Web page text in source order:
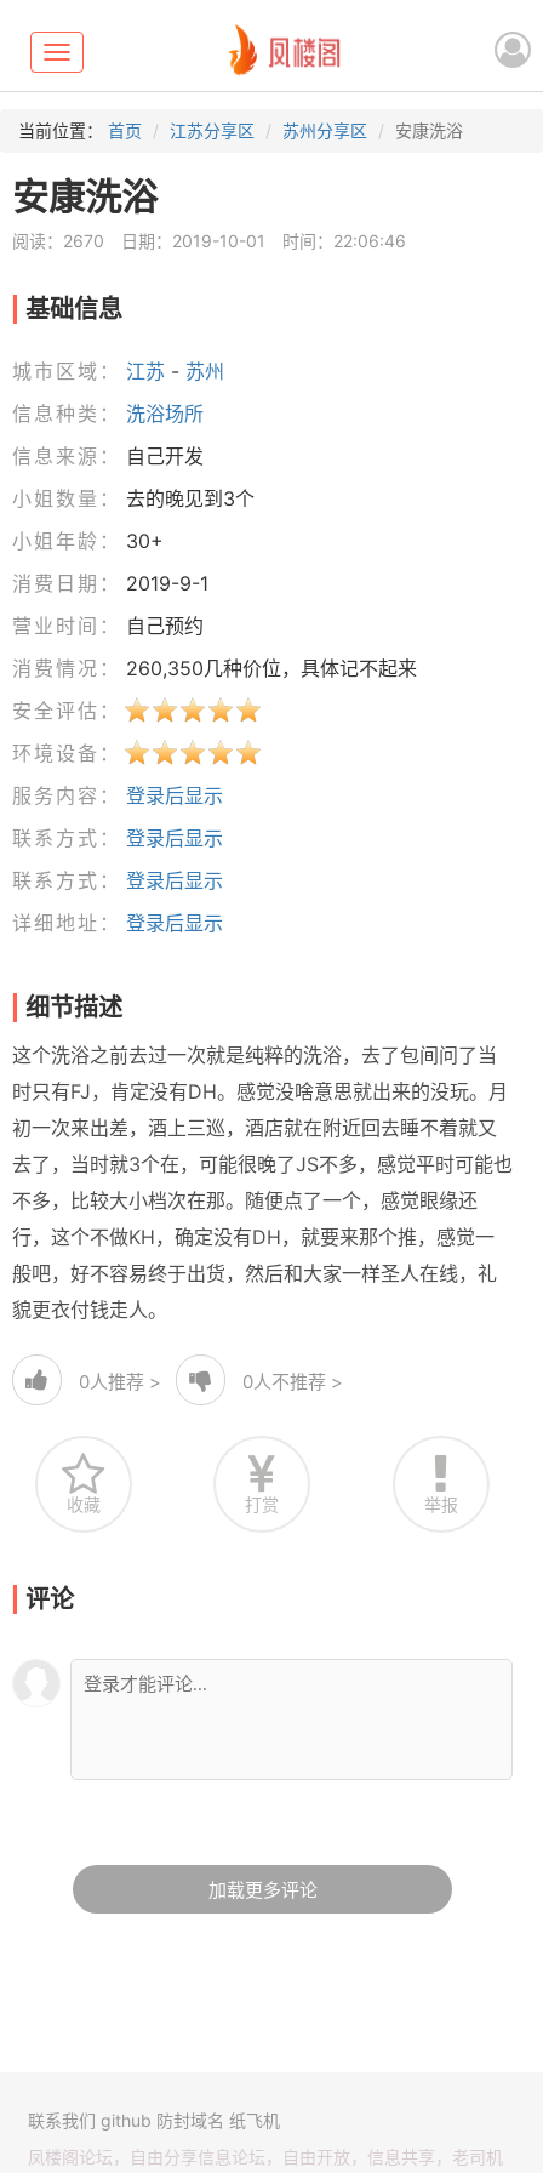
Toggle
navigation
当前位置： 首页 江苏分享区 苏州分享区 安康洗浴
安康洗浴
阅读：2670 日期：2019-10-01 时间：22:06:46
基础信息
城市区域： 江苏 - 苏州
信息种类：
洗浴场所
信息来源：
自己开发
小姐数量：
去的晚见到3个
小姐年龄：
30+
消费日期：
2019-9-1
营业时间：
自己预约
消费情况：
260,350几种价位，具体记不起来
安全评估：
环境设备：
服务内容：
登录后显示
联系方式：
登录后显示
联系方式：
登录后显示
详细地址：
登录后显示
细节描述
这个洗浴之前去过一次就是纯粹的洗浴，去了包间问了当
时只有FJ，肯定没有DH。感觉没啥意思就出来的没玩。月
初一次来出差，酒上三巡，酒店就在附近回去睡不着就又
去了，当时就3个在，可能很晚了JS不多，感觉平时可能也
不多，比较大小档次在那。随便点了一个，感觉眼缘还
行，这个不做KH，确定没有DH，就要来那个推，感觉一
般吧，好不容易终于出货，然后和大家一样圣人在线，礼
貌更衣付钱走人。
0人推荐 > 0人不推荐 >
收藏 打赏 举报
评论
加载更多评论
联系我们 github 防封域名 纸飞机
凤楼阁论坛，自由分享信息论坛，自由开放，信息共享，老司机